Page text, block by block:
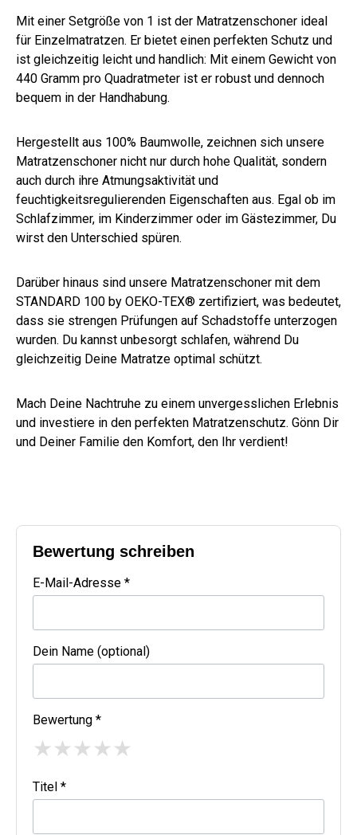
Mit einer Setgröße von 1 ist der Matratzenschoner ideal
für Einzelmatratzen. Er bietet einen perfekten Schutz und
ist gleichzeitig leicht und handlich: Mit einem Gewicht von
440 Gramm pro Quadratmeter ist er robust und dennoch
bequem in der Handhabung.
Hergestellt aus 100% Baumwolle, zeichnen sich unsere
Matratzenschoner nicht nur durch hohe Qualität, sondern
auch durch ihre Atmungsaktivität und
feuchtigkeitsregulierenden Eigenschaften aus. Egal ob im
Schlafzimmer, im Kinderzimmer oder im Gästezimmer, Du
wirst den Unterschied spüren.
Darüber hinaus sind unsere Matratzenschoner mit dem
STANDARD 100 by OEKO-TEX® zertifiziert, was bedeutet,
dass sie strengen Prüfungen auf Schadstoffe unterzogen
wurden. Du kannst unbesorgt schlafen, während Du
gleichzeitig Deine Matratze optimal schützt.
Mach Deine Nachtruhe zu einem unvergesslichen Erlebnis
und investiere in den perfekten Matratzenschutz. Gönn Dir
und Deiner Familie den Komfort, den Ihr verdient!
Bewertung schreiben
E-Mail-Adresse *
Dein Name (optional)
Bewertung *
★★★★★
Titel *